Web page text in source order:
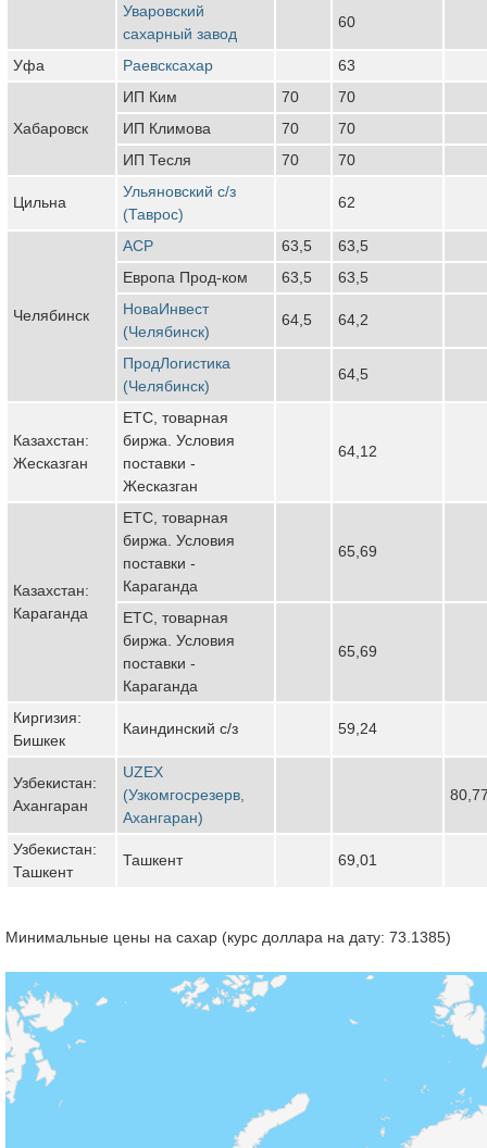
Уваровский
сахарный завод
60
Уфа Раевсксахар 63
Хабаровск
ИП Ким 70
70
ИП Климова
70
70
ИП Тесля
70 70
Цильна
Ульяновский с/з
(Таврос)
62
Челябинск
АСР 63,5
63,5
Европа Прод-ком
63,5
63,5
НоваИнвест
(Челябинск)
64,5 64,2
ПродЛогистика
(Челябинск)
64,5
Казахстан:
Жесказган
ЕТС, товарная
биржа. Условия
поставки -
Жесказган
64,12
Казахстан:
Караганда
ЕТС, товарная
биржа. Условия
поставки -
Караганда
65,69
ЕТС, товарная
биржа. Условия
поставки -
Караганда
65,69
Киргизия:
Бишкек
Каиндинский с/з 59,24
Узбекистан:
Ахангаран
UZEX
(Узкомгосрезерв,
Ахангаран)
Узбекистан:
Ташкент
Ташкент 69,01
Минимальные цены на сахар (курс доллара на дату: 73.1385)